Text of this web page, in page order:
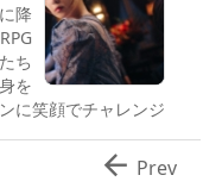
降
ち
を
に笑顔でチャレンジ
 Prev